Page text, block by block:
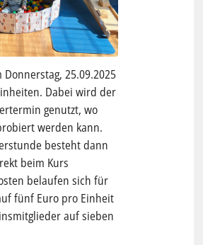
25.09.2025
Dabei wird der
genutzt, wo
werden kann.
besteht dann
beim Kurs
belaufen sich für
fünf Euro pro Einheit
auf sieben